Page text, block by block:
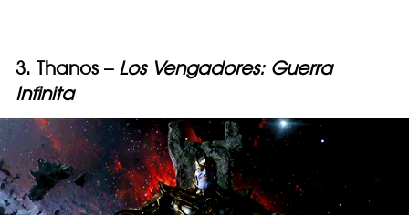
3. Thanos – Los Vengadores: Guerra
Infinita